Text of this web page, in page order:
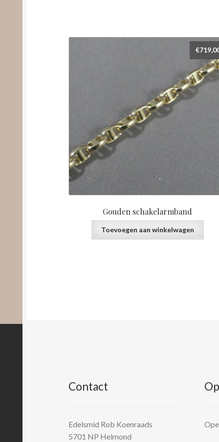
Gouden schakelarmband
€
Toevoegen aan winkelwagen
Contact
Edelsmid Rob Koenraads
5701 NP Helmond